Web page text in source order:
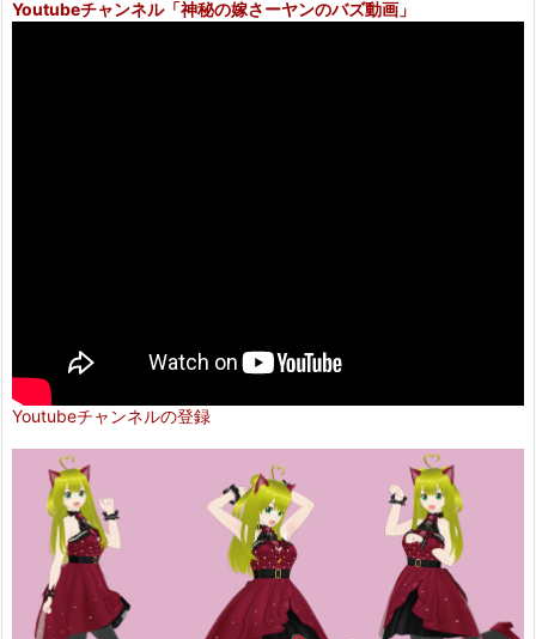
Youtubeチャンネル「神秘の嫁さーヤンのバズ動画」
Youtubeチャンネルの登録